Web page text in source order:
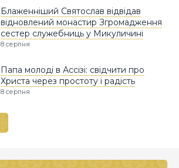
Блаженніший Святослав відвідав
відновлений монастир Згромадження
сестер служебниць у Микуличині
8 серпня
Папа молоді в Ассізі: свідчити про
Христа через простоту і радість
8 серпня